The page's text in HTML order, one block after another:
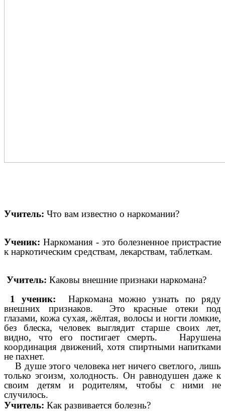
Учитель: Что вам известно о наркомании?
Ученик: Наркомания - это болезненное пристрастие
к наркотическим средствам, лекарствам, таблеткам.
Учитель: Каковы внешние признаки наркомана?
1 ученик: Наркомана можно узнать по ряду
внешних признаков. Это красные отеки под
глазами, кожа сухая, жёлтая, волосы и ногти ломкие,
без блеска, человек выглядит старше своих лет,
видно, что его постигает смерть.
Нарушена
координация движений, хотя спиртными напитками
не пахнет.
В душе этого человека нет ничего светлого, лишь
только эгоизм, холодность. Он равнодушен даже к
своим детям и родителям, чтобы с ними не
случилось.
Учитель: Как развивается болезнь?